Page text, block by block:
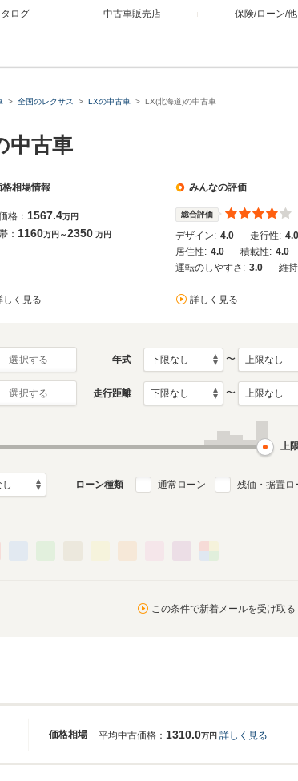
ログ 中古車販売店 保険/ローン/他
全国のレクサス LXの中古車 LX(北海道)の中古車
中古車
格相場情報
格： 1567.4万円
： 1160万円～2350 万円
しく見る
みんなの評価
総合評価
デザイン: 4.0 走行性: 4.0
居住性: 4.0 積載性: 4.0
運転のしやすさ: 3.0 維
詳しく見る
選択する 年式 〜
選択する 走行距離 〜
上
ローン種類 通常ローン 残価・据置ロ
この条件で新着メールを受け取る
価格相場 平均中古価格： 1310.0万円 詳しく見る